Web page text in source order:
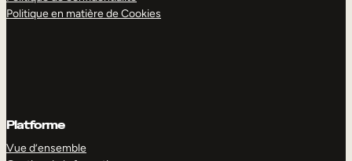
Politique en matière de Cookies
Platforme
Vue d’ensemble